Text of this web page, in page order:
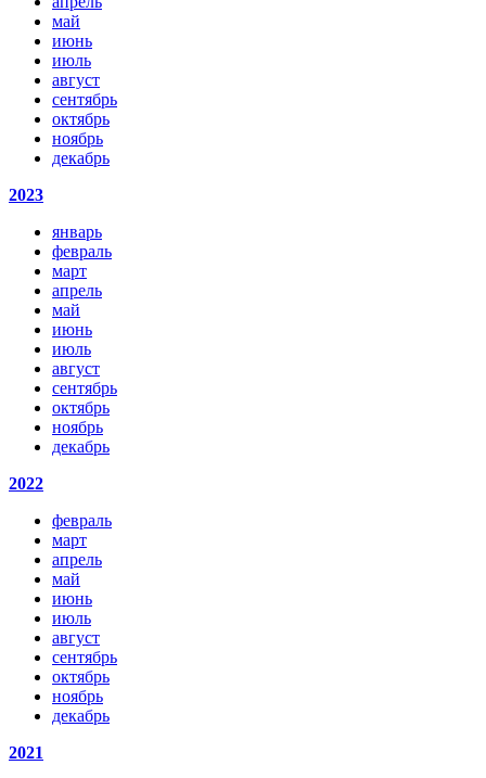
май
июнь
июль
август
сентябрь
октябрь
ноябрь
декабрь
2023
январь
февраль
март
апрель
май
июнь
июль
август
сентябрь
октябрь
ноябрь
декабрь
2022
февраль
март
апрель
май
июнь
июль
август
сентябрь
октябрь
ноябрь
декабрь
2021